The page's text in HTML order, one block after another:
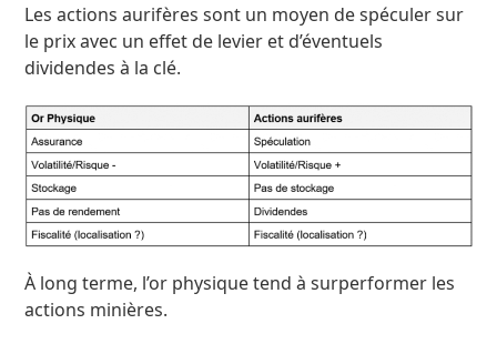
Les actions aurifères sont un moyen de spéculer sur
le prix avec un effet de levier et d’éventuels
dividendes à la clé.
À long terme, l’or physique tend à surperformer les
actions minières.